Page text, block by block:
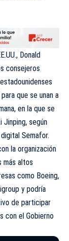
Donald
consejeros
que se unan a
en la que se
Jinping, según
Semafor.
la organización
más altos
como Boeing,
y podría
de participar
con el Gobierno